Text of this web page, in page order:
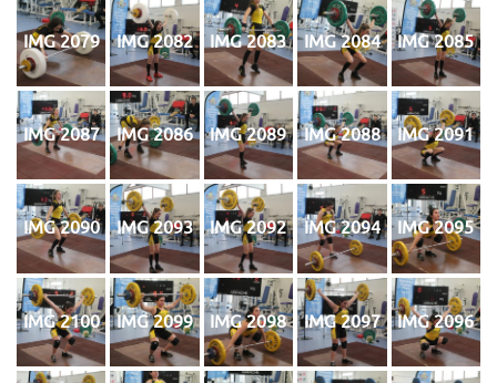
IMG 2079 IMG 2082 IMG 2083 IMG 2084 IMG 2085
IMG 2087 IMG 2086 IMG 2089 IMG 2088 IMG 2091
IMG 2090 IMG 2093 IMG 2092 IMG 2094 IMG 2095
IMG 2100 IMG 2099 IMG 2098 IMG 2097 IMG 2096